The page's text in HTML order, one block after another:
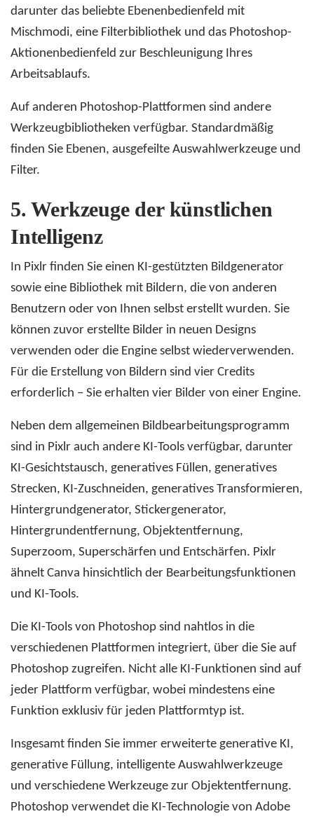
darunter das beliebte Ebenenbedienfeld mit
Mischmodi, eine Filterbibliothek und das Photoshop-
Aktionenbedienfeld zur Beschleunigung Ihres
Arbeitsablaufs.
Auf anderen Photoshop-Plattformen sind andere
Werkzeugbibliotheken verfügbar. Standardmäßig
finden Sie Ebenen, ausgefeilte Auswahlwerkzeuge und
Filter.
5.Werkzeuge der künstlichen
Intelligenz
In Pixlr finden Sie einen KI-gestützten Bildgenerator
sowie eine Bibliothek mit Bildern, die von anderen
Benutzern oder von Ihnen selbst erstellt wurden. Sie
können zuvor erstellte Bilder in neuen Designs
verwenden oder die Engine selbst wiederverwenden.
Für die Erstellung von Bildern sind vier Credits
erforderlich – Sie erhalten vier Bilder von einer Engine.
Neben dem allgemeinen Bildbearbeitungsprogramm
sind in Pixlr auch andere KI-Tools verfügbar, darunter
KI-Gesichtstausch, generatives Füllen, generatives
Strecken, KI-Zuschneiden, generatives Transformieren,
Hintergrundgenerator, Stickergenerator,
Hintergrundentfernung, Objektentfernung,
Superzoom, Superschärfen und Entschärfen. Pixlr
ähnelt Canva hinsichtlich der Bearbeitungsfunktionen
und KI-Tools.
Die KI-Tools von Photoshop sind nahtlos in die
verschiedenen Plattformen integriert, über die Sie auf
Photoshop zugreifen. Nicht alle KI-Funktionen sind auf
jeder Plattform verfügbar, wobei mindestens eine
Funktion exklusiv für jeden Plattformtyp ist.
Insgesamt finden Sie immer erweiterte generative KI,
generative Füllung, intelligente Auswahlwerkzeuge
und verschiedene Werkzeuge zur Objektentfernung.
Photoshop verwendet die KI-Technologie von Adobe